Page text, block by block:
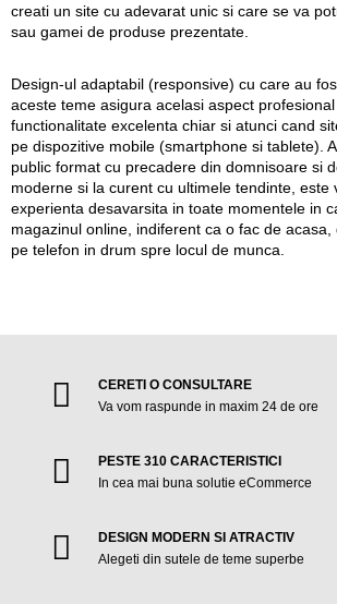
creati un site cu adevarat unic si care se va
sau gamei de produse prezentate.
Design-ul adaptabil (responsive) cu care au
aceste teme asigura acelasi aspect
functionalitate excelenta chiar si atunci cand
pe dispozitive mobile (smartphone si tablete).
public format cu precadere din domnisoare si
moderne si la curent cu ultimele tendinte, este
experienta desavarsita in toate momentele in
magazinul online, indiferent ca o fac de
pe telefon in drum spre locul de munca.
CERETI O CONSULTARE
Va vom raspunde in maxim 24 de ore
PESTE 310 CARACTERISTICI
In cea mai buna solutie eCommerce
DESIGN MODERN SI ATRACTIV
Alegeti din sutele de teme superbe